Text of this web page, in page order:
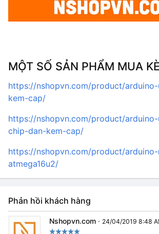
MỘT SỐ SẢN PHẨM MUA
https://nshopvn.com/product/
kem-cap/
https://nshopvn.com/product/
chip-dan-kem-cap/
https://nshopvn.com/product/
atmega16u2/
Phản hồi khách hàng
Nshopvn.com · 24/04/2019 8:48